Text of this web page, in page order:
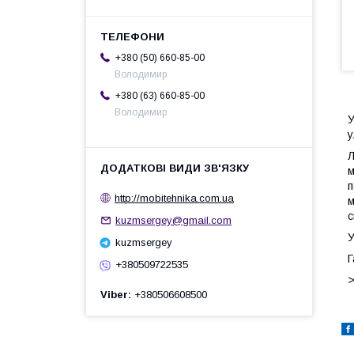
+380 (50) 660-85-00
Володимир
+380 (63) 660-85-00
Володимир
http://mobitehnika.com.ua
kuzmsergey@gmail.com
kuzmsergey
+380509722535
Viber +380506608500